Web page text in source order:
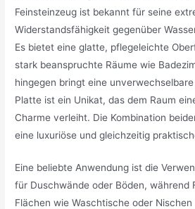
Feinsteinzeug ist bekannt für seine
Widerstandsfähigkeit gegenüber
Es bietet eine glatte, pflegeleichte
stark beanspruchte Räume wie
hingegen bringt eine
Platte ist ein Unikat, das dem Raum
Charme verleiht. Die Kombination
eine luxuriöse und gleichzeitig
Eine beliebte Anwendung ist die
für Duschwände oder Böden, während
Flächen wie Waschtische oder